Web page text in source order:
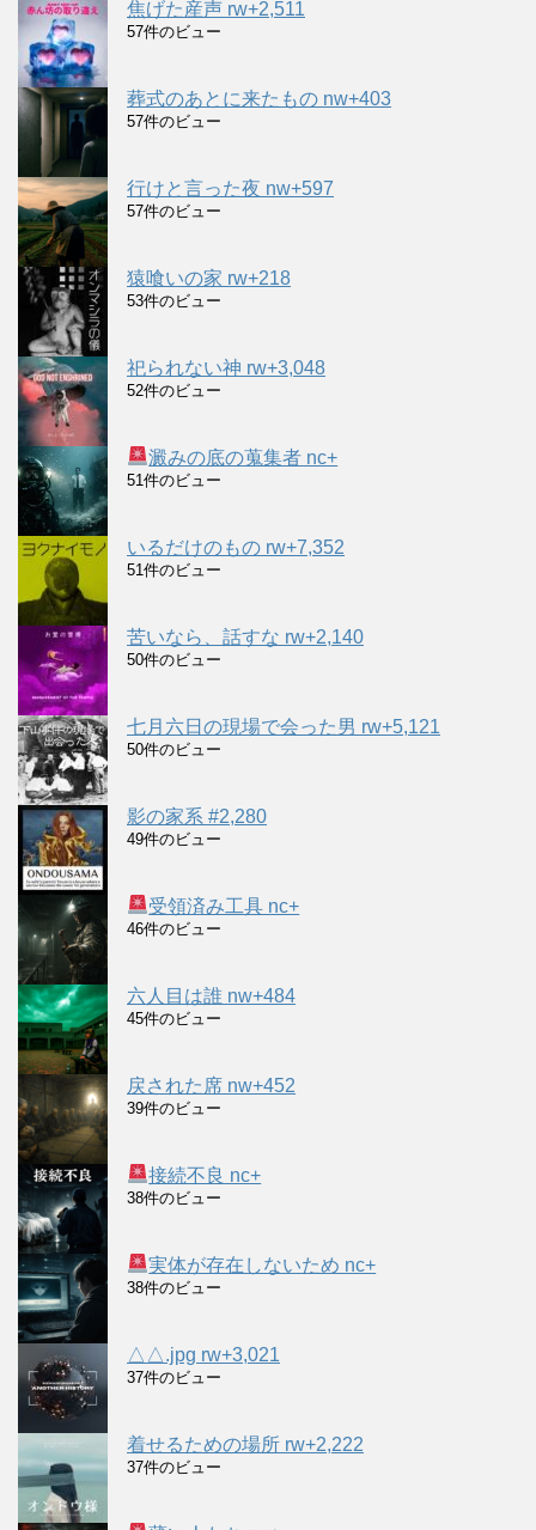
焦げた産声 rw+2,511
57件のビュー
葬式のあとに来たもの nw+403
57件のビュー
行けと言った夜 nw+597
57件のビュー
猿喰いの家 rw+218
53件のビュー
祀られない神 rw+3,048
52件のビュー
澱みの底の蒐集者 nc+
51件のビュー
いるだけのもの rw+7,352
51件のビュー
苦いなら、話すな rw+2,140
50件のビュー
七月六日の現場で会った男 rw+5,121
50件のビュー
影の家系 #2,280
49件のビュー
受領済み工具 nc+
46件のビュー
六人目は誰 nw+484
45件のビュー
戻された席 nw+452
39件のビュー
接続不良 nc+
38件のビュー
実体が存在しないため nc+
38件のビュー
△△.jpg rw+3,021
37件のビュー
着せるための場所 rw+2,222
37件のビュー